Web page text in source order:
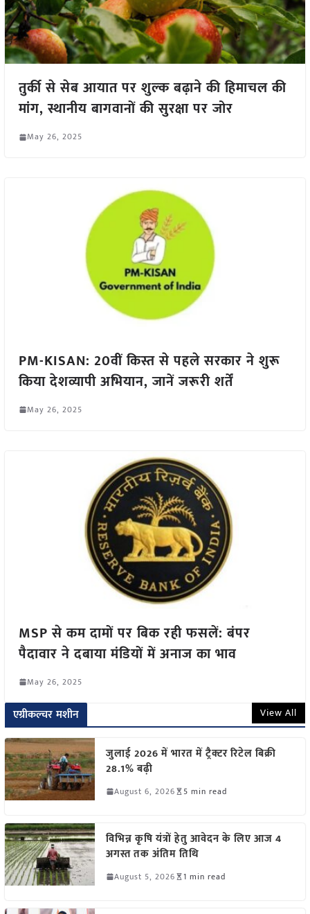
तुर्की से सेब आयात पर शुल्क बढ़ाने की हिमाचल की
मांग, स्थानीय बागवानों की सुरक्षा पर जोर
May 26, 2025
PM-KISAN: 20वीं किस्त से पहले सरकार ने शुरू
किया देशव्यापी अभियान, जानें जरूरी शर्तें
May 26, 2025
MSP से कम दामों पर बिक रही फसलें: बंपर
पैदावार ने दबाया मंडियों में अनाज का भाव
May 26, 2025
एग्रीकल्चर मशीन View All
जुलाई 2026 में भारत में ट्रैक्टर रिटेल बिक्री
28.1% बढ़ी
August 6, 2026 5 min read
विभिन्न कृषि यंत्रों हेतु आवेदन के लिए आज 4
अगस्त तक अंतिम तिथि
August 5, 2026 1 min read